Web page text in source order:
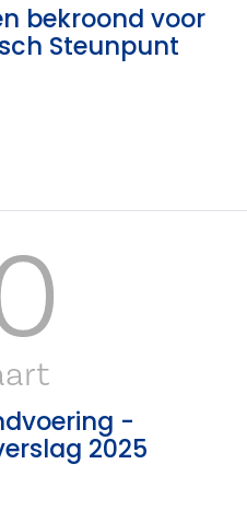
bekroond voor
Steunpunt
-
2025